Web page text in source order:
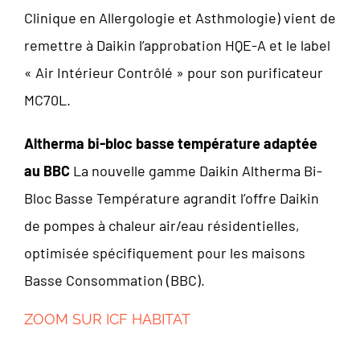
Clinique en Allergologie et Asthmologie) vient de
remettre à Daikin l’approbation HQE-A et le label
« Air Intérieur Contrôlé » pour son purificateur
MC70L.
Altherma bi-bloc basse température adaptée
au BBC La nouvelle gamme Daikin Altherma Bi-
Bloc Basse Température agrandit l’offre Daikin
de pompes à chaleur air/eau résidentielles,
optimisée spécifiquement pour les maisons
Basse Consommation (BBC).
ZOOM SUR ICF HABITAT